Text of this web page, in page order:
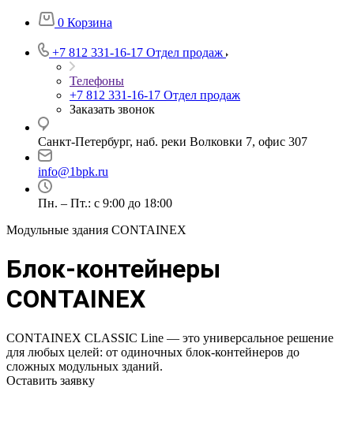
0 Корзина
+7 812 331-16-17 Отдел продаж
Телефоны
+7 812 331-16-17 Отдел продаж
Заказать звонок
Санкт-Петербург, наб. реки Волковки 7, офис 307
info@1bpk.ru
Пн. – Пт.: с 9:00 до 18:00
Модульные здания CONTAINEX
Блок-контейнеры
CONTAINEX
CONTAINEX CLASSIC Line — это универсальное решение
для любых целей: от одиночных блок-контейнеров до
сложных модульных зданий.
Оставить заявку